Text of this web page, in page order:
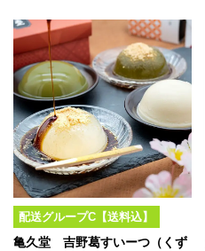
配送グループC【送料込】
亀久堂 吉野葛すいーつ（くず